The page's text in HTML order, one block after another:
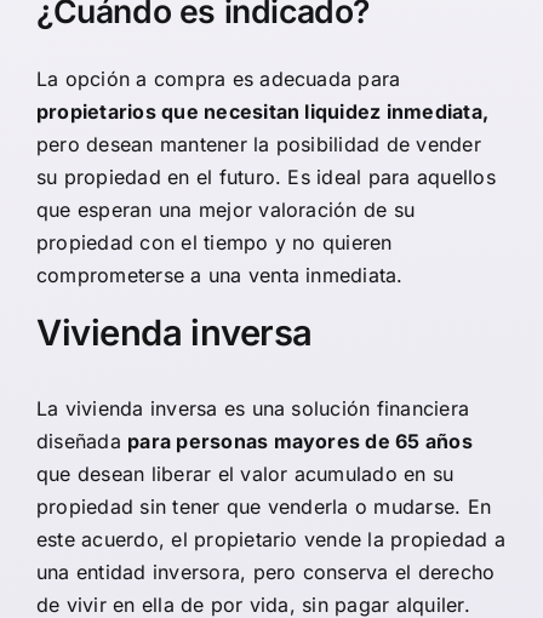
¿Cuándo es indicado?
La opción a compra es adecuada para
propietarios que necesitan liquidez inmediata,
pero desean mantener la posibilidad de vender
su propiedad en el futuro. Es ideal para aquellos
que esperan una mejor valoración de su
propiedad con el tiempo y no quieren
comprometerse a una venta inmediata.
Vivienda inversa
La vivienda inversa es una solución financiera
diseñada para personas mayores de 65 años
que desean liberar el valor acumulado en su
propiedad sin tener que venderla o mudarse. En
este acuerdo, el propietario vende la propiedad a
una entidad inversora, pero conserva el derecho
de vivir en ella de por vida, sin pagar alquiler.